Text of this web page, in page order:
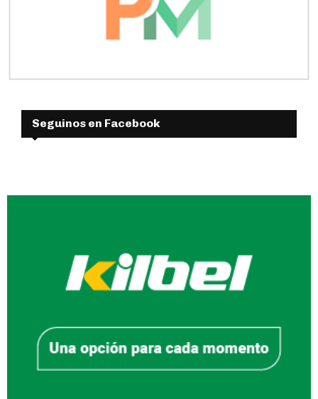
Seguinos en Facebook